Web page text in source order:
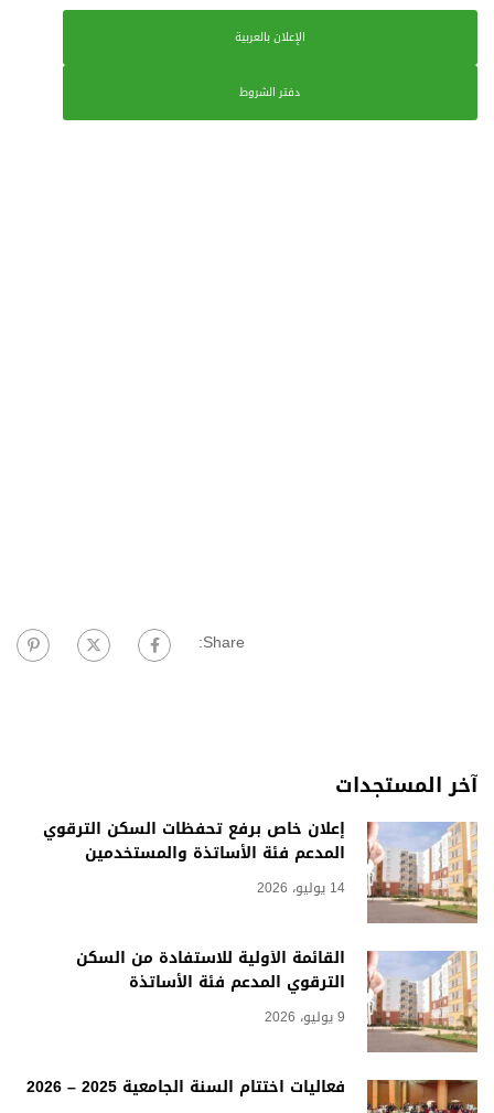
الإعلان بالعربية
دفتر الشروط
Share:
آخر المستجدات
إعلان خاص برفع تحفظات السكن الترقوي
المدعم فئة الأساتذة والمستخدمين
14 يوليو، 2026
القائمة الأولية للاستفادة من السكن
الترقوي المدعم فئة الأساتذة
9 يوليو، 2026
فعاليات اختتام السنة الجامعية 2025 – 2026